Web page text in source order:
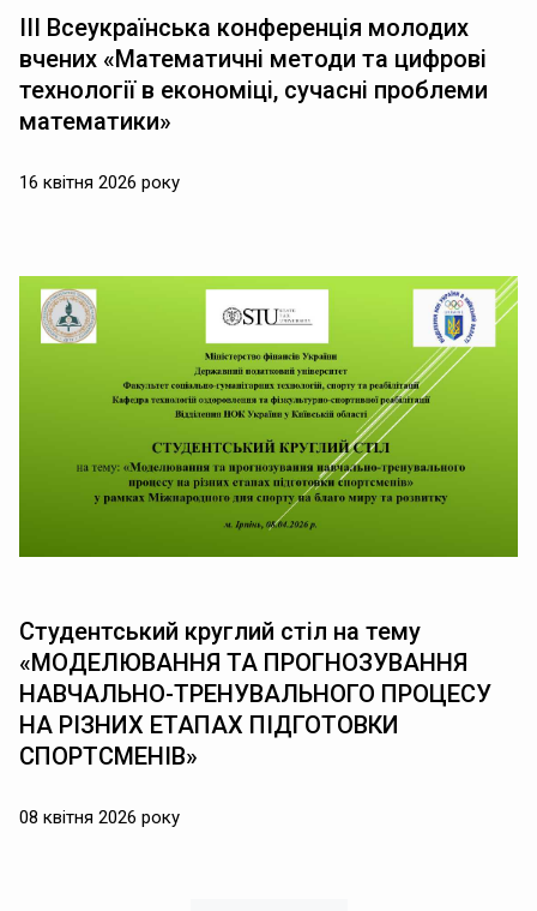
IІI Всеукраїнська конференція молодих
вчених «Математичні методи та цифрові
технології в економіці, сучасні проблеми
математики»
16 квітня 2026 року
Студентський круглий стіл на тему
«МОДЕЛЮВАННЯ ТА ПРОГНОЗУВАННЯ
НАВЧАЛЬНО-ТРЕНУВАЛЬНОГО ПРОЦЕСУ
НА РІЗНИХ ЕТАПАХ ПІДГОТОВКИ
СПОРТСМЕНІВ»
08 квітня 2026 року